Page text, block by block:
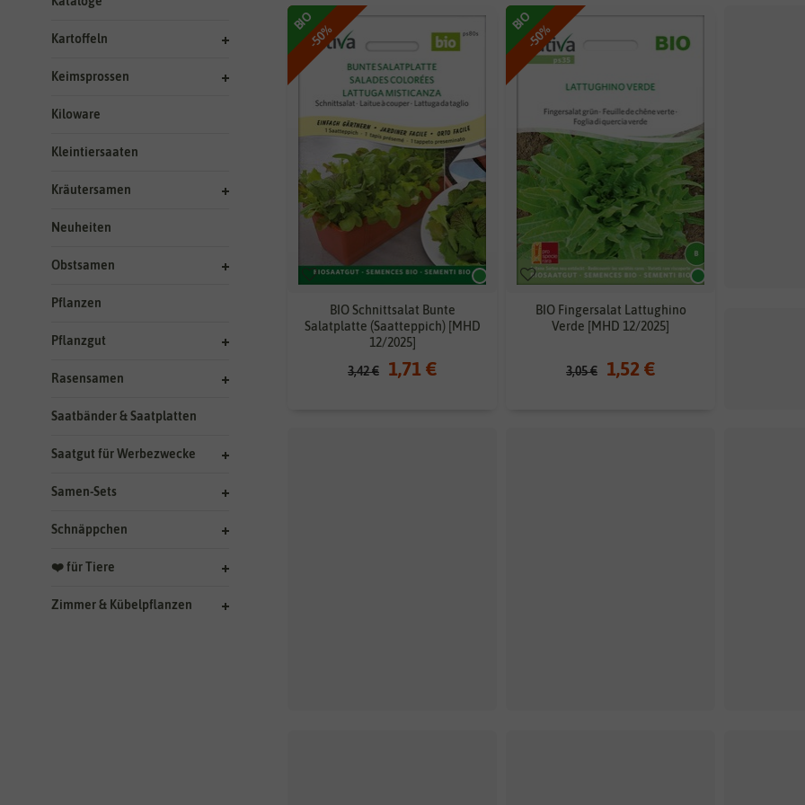
Kartoffeln
Keimsprossen
Kiloware
Kleintiersaaten
Kräutersamen
Neuheiten
Obstsamen
Pflanzen
Pflanzgut
Rasensamen
Saatbänder & Saatplatten
Saatgut für Werbezwecke
Samen-Sets
Schnäppchen
❤️ für Tiere
Zimmer & Kübelpflanzen
-50%
BIO
BIO Schnittsalat Bunte
Salatplatte (Saatteppich) [MHD
12/2025]
3,42 €
1,71 €
-50%
BIO
BIO Fingersalat Lattughino
Verde [MHD 12/2025]
3,05 € 1,52 €